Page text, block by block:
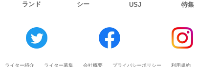
ランド シー USJ 特集
ライター紹介 ライター募集 会社概要 プライバシーポリシー 利用規約